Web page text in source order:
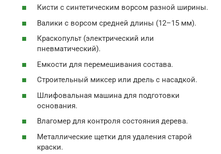
Кисти с синтетическим ворсом разной ширины.
Валики с ворсом средней длины (12–15 мм).
Краскопульт (электрический или
пневматический).
Емкости для перемешивания состава.
Строительный миксер или дрель с насадкой.
Шлифовальная машина для подготовки
основания.
Влагомер для контроля состояния дерева.
Металлические щетки для удаления старой
краски.